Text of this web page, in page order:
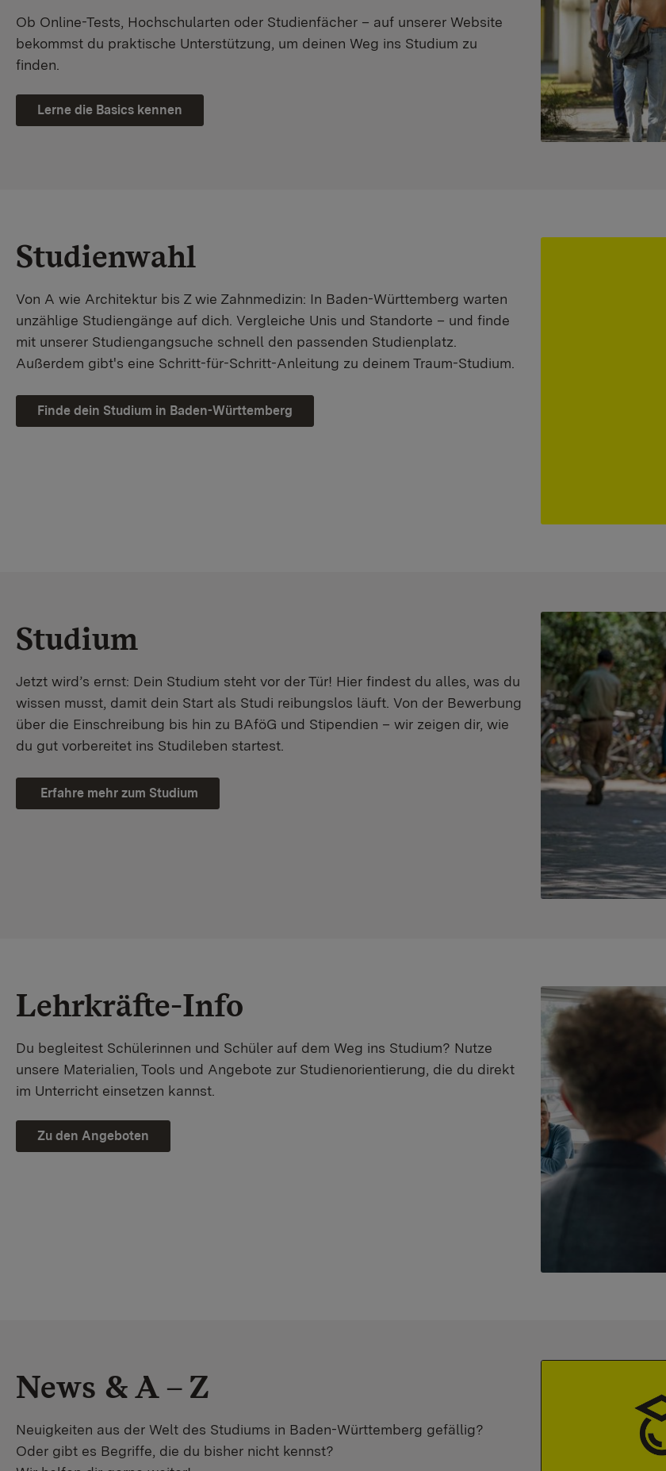
Ob Online-Tests, Hochschularten oder Studienfächer – auf unserer Website
bekommst du praktische Unterstützung, um deinen Weg ins Studium zu
finden.
Lerne die Basics kennen
Studienwahl
Von A wie Architektur bis Z wie Zahnmedizin: In Baden-Württemberg warten
unzählige Studiengänge auf dich. Vergleiche Unis und Standorte – und finde
mit unserer Studiengangsuche schnell den passenden Studienplatz.
Außerdem gibt's eine Schritt-für-Schritt-Anleitung zu deinem Traum-Studium.
Finde dein Studium in Baden-Württemberg
Studium
Jetzt wird’s ernst: Dein Studium steht vor der Tür! Hier findest du alles, was du
wissen musst, damit dein Start als Studi reibungslos läuft. Von der Bewerbung
über die Einschreibung bis hin zu BAföG und Stipendien – wir zeigen dir, wie
du gut vorbereitet ins Studileben startest.
Erfahre mehr zum Studium
Lehrkräfte-Info
Du begleitest Schülerinnen und Schüler auf dem Weg ins Studium? Nutze
unsere Materialien, Tools und Angebote zur Studienorientierung, die du direkt
im Unterricht einsetzen kannst.
Zu den Angeboten
News & A – Z
Neuigkeiten aus der Welt des Studiums in Baden-Württemberg gefällig?
Oder gibt es Begriffe, die du bisher nicht kennst?